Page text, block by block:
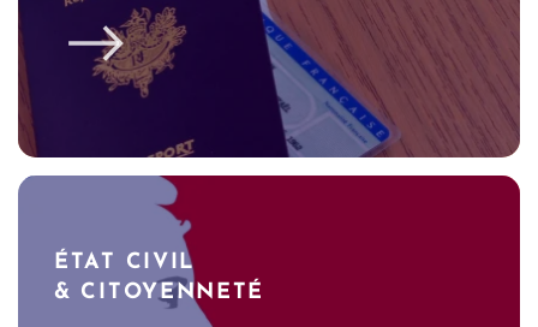
ÉTAT CIVIL
& CITOYENNETÉ